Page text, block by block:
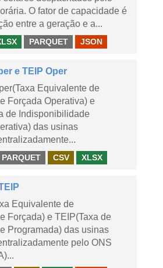
O fator de capacidade é
entre a geração e a...
PARQUET JSON
e TEIP Oper
Equivalente de
Forçada Operativa) e
de Indisponibilidade
das usinas
PARQUET CSV XLSX
Equivalente de
Forçada) e TEIP(Taxa de
Programada) das usinas
pelo ONS